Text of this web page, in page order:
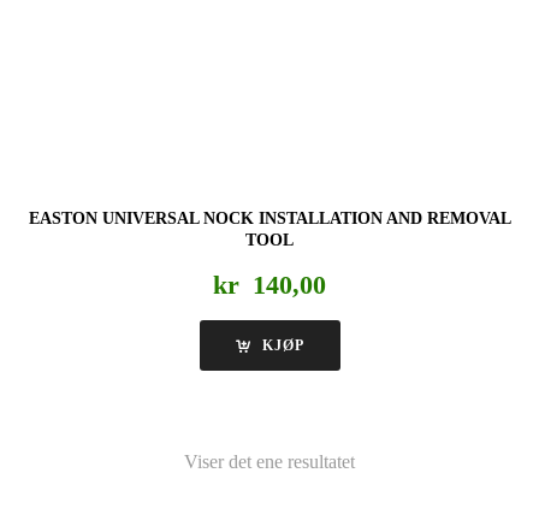
EASTON UNIVERSAL NOCK INSTALLATION AND REMOVAL
TOOL
kr 140,00
KJØP
Viser det ene resultatet